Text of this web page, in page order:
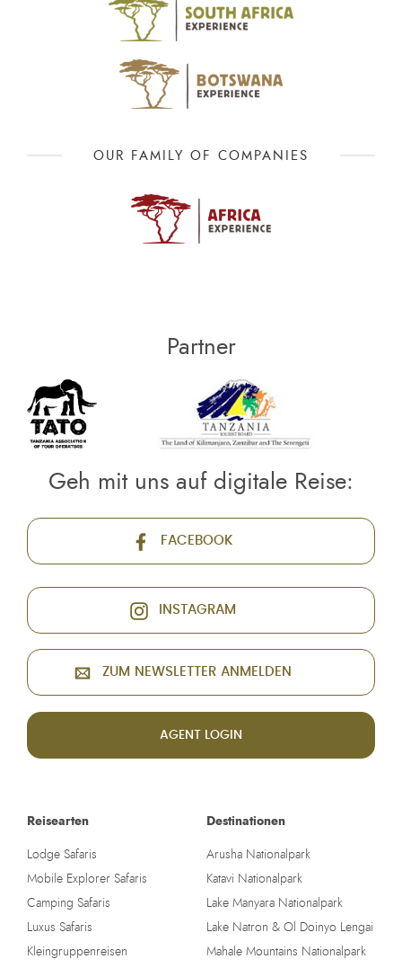
OUR FAMILY OF COMPANIES
Reisearten
Lodge Safaris
Mobile Explorer Safaris
Camping Safaris
Luxus Safaris
Kleingruppenreisen
Destinationen
Arusha Nationalpark
Katavi Nationalpark
Lake Manyara Nationalpark
Lake Natron & Ol Doinyo Lengai
Mahale Mountains Nationalpark
Partner
Geh mit uns auf digitale Reise:
FACEBOOK
INSTAGRAM
ZUM NEWSLETTER ANMELDEN
AGENT LOGIN